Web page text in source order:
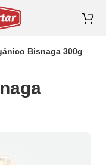
Bisnaga 300g